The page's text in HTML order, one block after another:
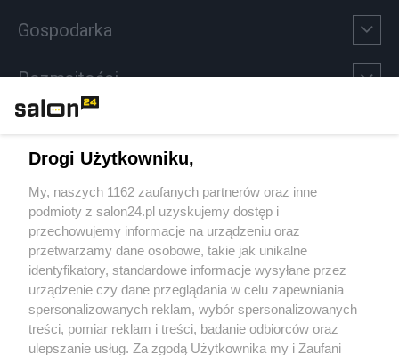
Gospodarka
Rozmaitości
Sport
Społeczeństwo
Kultura
Drogi Użytkowniku,
My, naszych 1162 zaufanych partnerów oraz inne
podmioty z salon24.pl uzyskujemy dostęp i
przechowujemy informacje na urządzeniu oraz
przetwarzamy dane osobowe, takie jak unikalne
identyfikatory, standardowe informacje wysyłane przez
urządzenie czy dane przeglądania w celu zapewniania
spersonalizowanych reklam, wybór spersonalizowanych
treści, pomiar reklam i treści, badanie odbiorców oraz
ulepszanie usług. Za zgodą Użytkownika my i Zaufani